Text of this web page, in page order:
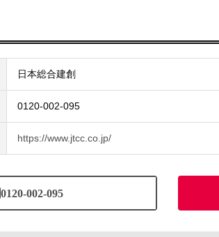
日本総合建創
0120-002-095
https://www.jtcc.co.jp/
0120-002-095